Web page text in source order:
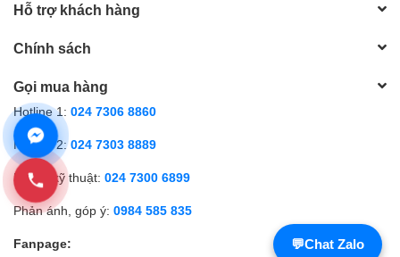
Hỗ trợ khách hàng
Chính sách
Gọi mua hàng
Hotline 1: 024 7306 8860
Hotline 2: 024 7303 8889
Hỗ trợ kỹ thuật: 024 7300 6899
Phản ánh, góp ý: 0984 585 835
Fanpage: 💬Chat Zalo